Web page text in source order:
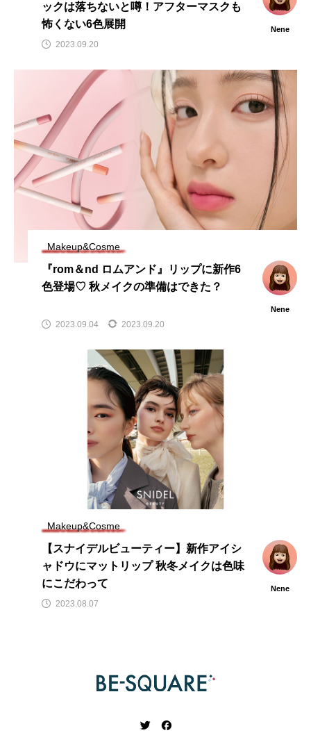
ックは落ちないと噂！アフターマスクも
怖くない6色展開
Nene
2023.09.20
Makeup&Cosme
『rom＆nd ロムアンド』リップに新作6
色登場♡ 秋メイクの準備はできた？
Nene
2023.09.04 2023.09.20
Makeup&Cosme
【スナイデルビューティー】新作アイシ
ャドウにマットリップ 秋冬メイクは色味
にこだわって
Nene
2023.08.07